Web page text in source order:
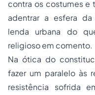
contra os costumes e
adentrar a esfera
lenda urbana do
religioso em comento.
Na ótica do
fazer um paralelo às
resistência sofrida